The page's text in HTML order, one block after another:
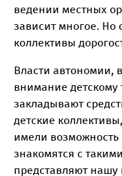
ведении местных
зависит многое. Но
коллективы
Власти автономии,
внимание детскому
закладывают
детские
имели возможность
знакомятся с
представляют нашу